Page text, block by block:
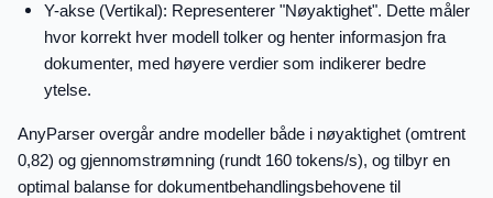
Y-akse (Vertikal): Representerer "Nøyaktighet". Dette måler
hvor korrekt hver modell tolker og henter informasjon fra
dokumenter, med høyere verdier som indikerer bedre
ytelse.
AnyParser overgår andre modeller både i nøyaktighet (omtrent
0,82) og gjennomstrømning (rundt 160 tokens/s), og tilbyr en
optimal balanse for dokumentbehandlingsbehovene til